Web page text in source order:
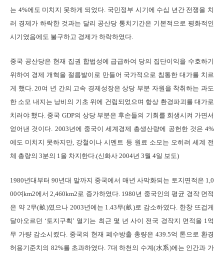
는 4%에도 미치지 못하게 되었다. 국민정부 시기에 수십 년간 전쟁을 치
러 경제가 하락한 것과는 달리 공산당 통치기간은 기본적으로 평화적인
시기였음에도 불구하고 경제가 하락하였다.
중국 공산당은 현재 집권 합법성에 급급하여 당의 집단이익을 수호하기
위하여 경제 개혁을 절름발이로 만들어 국가적으로 침통한 대가를 치르
게 했다. 20여 년 간의 고속 경제성장은 상당 부분 자원을 착취하는 과도
한 소모 내지는 낭비의 기초 위에 건립되었으며 항상 환경파괴를 대가로
치러야 했다. 중국 GDP의 상당 부분은 후손들의 기회를 희생시켜 가면서
얻어낸 것이다. 2003년에 중국이 세계경제 총생산량에 공헌한 것은 4%
에도 미치지 못하지만, 강철이나 시멘트 등 원료 소모는 오히려 세계 전
체 총량의 3분의 1을 차지한다.(신화사 2004년 3월 4일 보도)
1980년대부터 90년대 말까지 중국에서 매년 사막화되는 토지면적은 1,0
00여km2에서 2,460km2로 증가하였다. 1980년 중국인의 평균 경작 면적
은 약 2무(畝)였으나 2003년에는 1.43무(畝)로 감소하였다. 한창 뜨겁게
달아오르던 ‘토지구획’ 열기는 최근 몇 년 사이 전국 경작지 면적을 1억
무 가량 감소시켰다. 중국의 현재 폐수방출 총량은 439.5억 톤으로 환경
허용기준치의 82%를 초과하였다. 7대 하천의 수계(水系)에는 인간과 가